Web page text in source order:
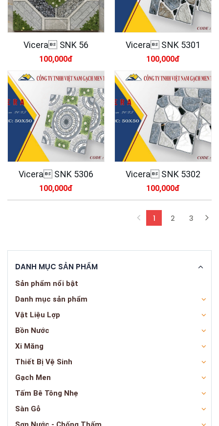
Vicera SNK 56
100,000đ
Vicera SNK 5301
100,000đ
Vicera SNK 5306
100,000đ
Vicera SNK 5302
100,000đ
1(current)
2 3
DANH MỤC SẢN PHẨM
Sản phẩm nổi bật
Danh mục sản phẩm
Vật Liệu Lợp
Bồn Nước
Xi Măng
Thiết Bị Vệ Sinh
Gạch Men
Tấm Bê Tông Nhẹ
Sàn Gỗ